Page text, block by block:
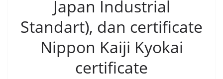
Japan Industrial
Standart), dan certificate
Nippon Kaiji Kyokai
certificate